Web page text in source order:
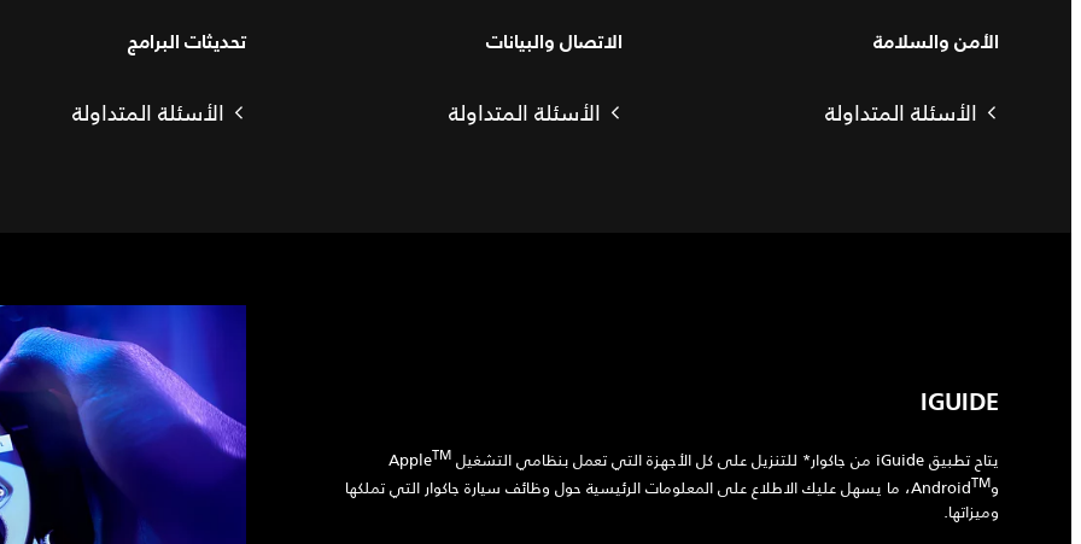
الأمن والسلامة
الأسئلة المتداولة
الاتصال والبيانات
الأسئلة المتداولة
تحديثات البرامج
الأسئلة المتداولة
IGUIDE
يتاح تطبيق iGuide من جاكوار* للتنزيل على كل الأجهزة التي تعمل بنظامي التشغيل Apple ‎TM
وAndroid‎TM
‎، ما يسهل عليك الاطلاع على المعلومات الرئيسية حول وظائف سيارة جاكوار التي تملكها
وميزاتها.